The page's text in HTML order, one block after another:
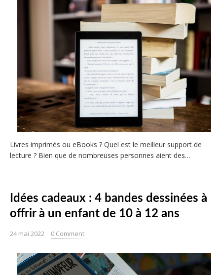
Livres imprimés ou eBooks ? Quel est le meilleur support de
lecture ? Bien que de nombreuses personnes aient des…
Idées cadeaux : 4 bandes dessinées à
offrir à un enfant de 10 à 12 ans
24 mai 2022 0 Comment